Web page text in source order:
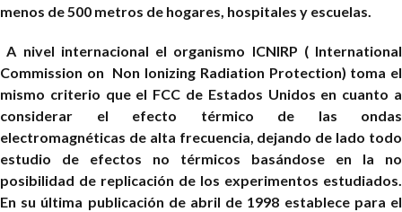
menos de 500 metros de hogares, hospitales y escuelas.
A nivel internacional el organismo ICNIRP ( International
Commission on Non Ionizing Radiation Protection) toma el
mismo criterio que el FCC de Estados Unidos en cuanto a
considerar el efecto térmico de las ondas
electromagnéticas de alta frecuencia, dejando de lado todo
estudio de efectos no térmicos basándose en la no
posibilidad de replicación de los experimentos estudiados.
En su última publicación de abril de 1998 establece para el